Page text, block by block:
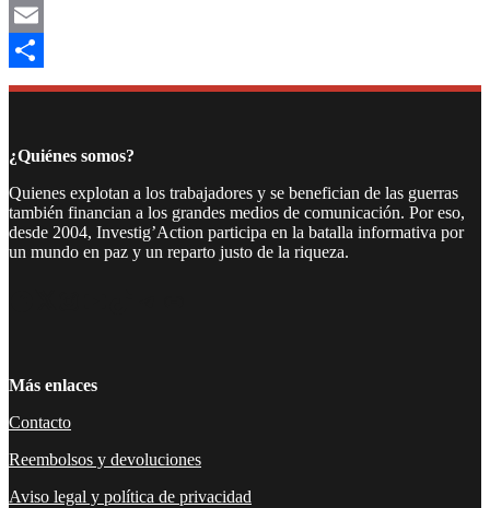
Mastodon
Email
Compartir
¿Quiénes somos?
Quienes explotan a los trabajadores y se benefician de las guerras
también financian a los grandes medios de comunicación. Por eso,
desde 2004, Investig’Action participa en la batalla informativa por
un mundo en paz y un reparto justo de la riqueza.
Más enlaces
Contacto
Reembolsos y devoluciones
Aviso legal y política de privacidad